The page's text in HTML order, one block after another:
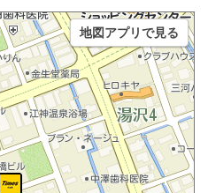
地図アプリで見る